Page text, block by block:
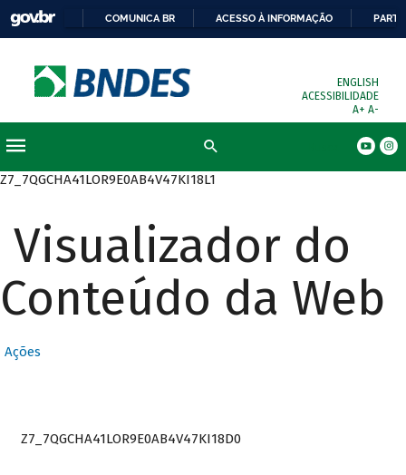
COMUNICA BR ACESSO À INFORMAÇÃO
ENGLISH
ACESSIBILIDADE
A+ A-
Z7_7QGCHA41LOR9E0AB4V47KI18L1
Visualizador do
Conteúdo da Web
Ações
Z7_7QGCHA41LOR9E0AB4V47KI18D0